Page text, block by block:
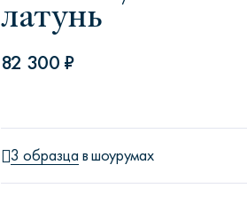
латунь
82 300 ₽
3 образца в шоурумах